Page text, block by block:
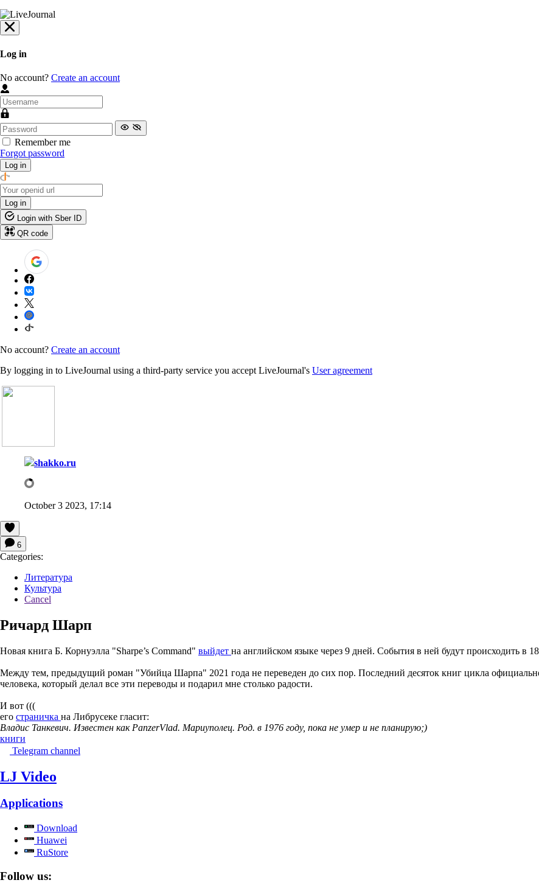
Log in
No account? Create an account
Remember me
Forgot password
Log in
Log in
Login with Sber ID
QR code
No account? Create an account
By logging in to LiveJournal using a third-party service you accept LiveJournal's User agreement
shakko.ru
October 3 2023, 17:14
6
Categories:
Литература
Культура
Cancel
Ричард Шарп
Новая книга Б. Корнуэлла "Sharpe’s Command" выйдет на английском языке через 9 дней. События в ней будут происходить в
Между тем, предыдущий роман "Убийца Шарпа" 2021 года не переведен до сих пор. Последний десяток книг цикла
человека, который делал все эти переводы и подарил мне столько радости.
И вот (((
его страничка на Либрусеке гласит:
Владис Танкевич. Известен как PanzerVlad. Мариуполец. Род. в 1976 году, пока не умер и не планирую;)
книги
Telegram channel
LJ Video
Applications
Download
Huawei
RuStore
Follow us: